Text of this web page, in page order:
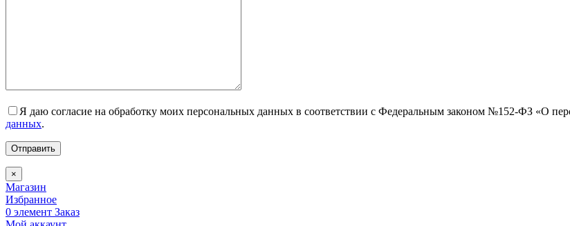
Я даю согласие на обработку моих персональных данных в соответствии с Федеральным законом №152-ФЗ «О
данных.
×
Магазин
Избранное
0 элемент Заказ